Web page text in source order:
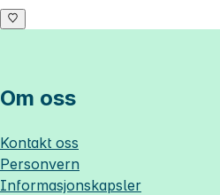
Om oss
Kontakt oss
Personvern
Informasjonskapsler